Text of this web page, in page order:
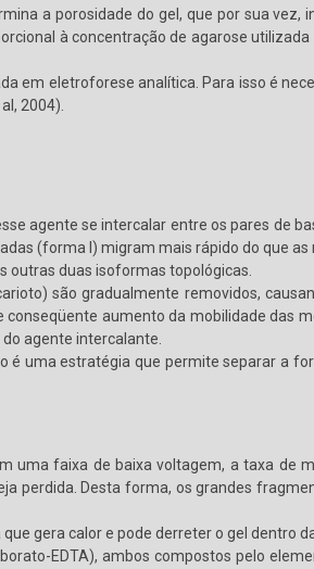
a porosidade do gel, que por sua vez,
à concentração de agarose
em eletroforese analítica. Para isso é
2004).
agente se intercalar entre os pares de
(forma I) migram mais rápido do que
outras duas isoformas topológicas.
são gradualmente removidos,
aumento da mobilidade das
agente intercalante.
uma estratégia que permite separar a
uma faixa de baixa voltagem, a taxa de
perdida. Desta forma, os grandes
gera calor e pode derreter o gel dentro
EDTA), ambos compostos pelo